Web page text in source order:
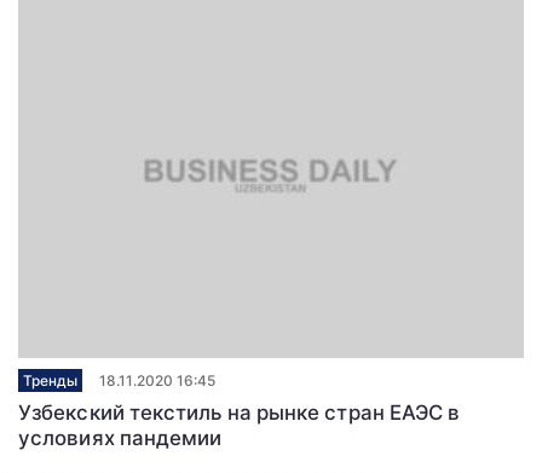
Тренды 18.11.2020 16:45
Узбекский текстиль на рынке стран ЕАЭС в
условиях пандемии